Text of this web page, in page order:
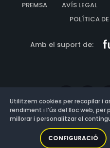
PREMSA
AVÍS LEGAL
POLÍTICA
Amb el suport de:
Versió:
Utilitzem cookies per recopilar i
rendiment i l’ús del lloc web,
millorar i personalitzar el
CONFIGURACIÓ